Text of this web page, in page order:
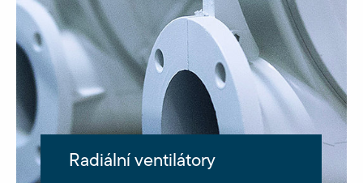
Radiální ventilátory